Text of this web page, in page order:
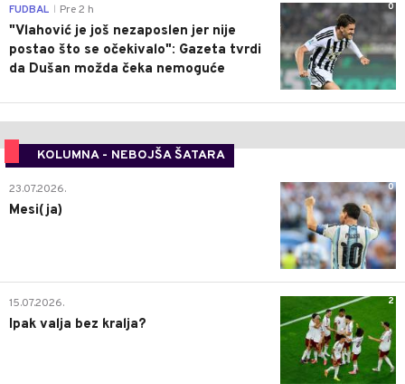
0
FUDBAL Pre 2 h
"Vlahović je još nezaposlen jer nije
postao što se očekivalo": Gazeta tvrdi
da Dušan možda čeka nemoguće
KOLUMNA - NEBOJŠA ŠATARA
0
23.07.2026.
Mesi(ja)
2
15.07.2026.
Ipak valja bez kralja?